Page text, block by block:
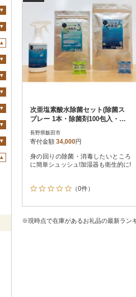
次亜塩素酸水除菌セット(除菌ス
プレー 1本・除菌剤100包入・加
長野県飯田市
寄付金額 34,000円
身の回りの除菌・消毒したいところ
に簡単シュッシュ!加湿器も衛生的に!
（0件）
※現時点で在庫があるお礼品の最新ラン